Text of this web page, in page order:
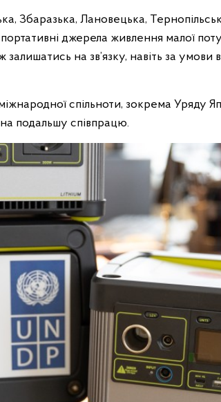
Збаразька, Лановецька,
джерела живлення малої
залишатись на зв’язку, навіть за умови
спільноти, зокрема Уряду
на подальшу співпрацю.